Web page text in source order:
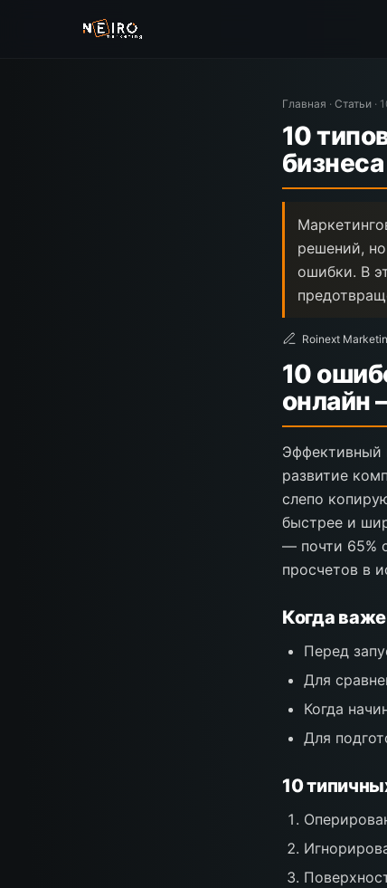
Главная · Статьи ·
10
решений,
ошибки. В
Roinext
10
онлайн
Эффективный
развитие
слепо
быстрее и
— почти 65%
просчетов в
Когда
Перед
Для
Когда
Для
10